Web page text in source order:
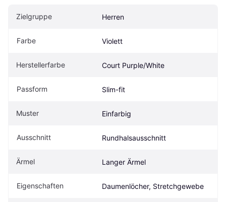
Zielgruppe Herren
Farbe Violett
Herstellerfarbe Court Purple/White
Passform Slim-fit
Muster Einfarbig
Ausschnitt Rundhalsausschnitt
Ärmel Langer Ärmel
Eigenschaften Daumenlöcher, Stretchgewebe